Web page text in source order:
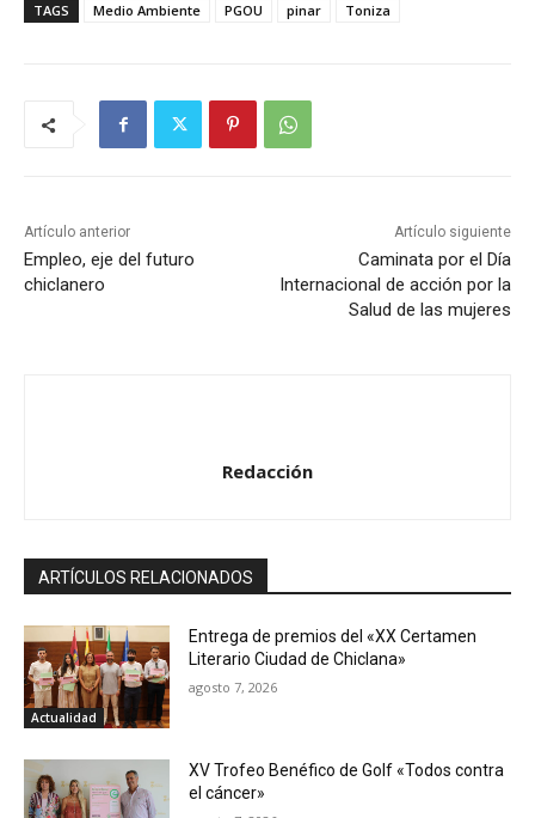
TAGS Medio Ambiente PGOU pinar Toniza
Artículo anterior
Empleo, eje del futuro
chiclanero
Artículo siguiente
Caminata por el Día
Internacional de acción por la
Salud de las mujeres
Redacción
ARTÍCULOS RELACIONADOS
Actualidad
Entrega de premios del «XX Certamen
Literario Ciudad de Chiclana»
agosto 7, 2026
XV Trofeo Benéfico de Golf «Todos contra
el cáncer»